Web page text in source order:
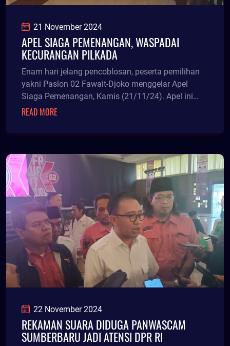
21 November 2024
APEL SIAGA PEMENANGAN, WASPADAI
KECURANGAN PILKADA
Enam hari jelang pencoblosan, peserta pemilihan
yakni Paslon 02 Fawait-Djoko menggelar Apel
Siaga Pemenangan, Kamis (21/11/24). Apel ini
dihadiri s
READ MORE
22 November 2024
REKAMAN SUARA DIDUGA PANWASCAM
SUMBERBARU JADI ATENSI DPR RI